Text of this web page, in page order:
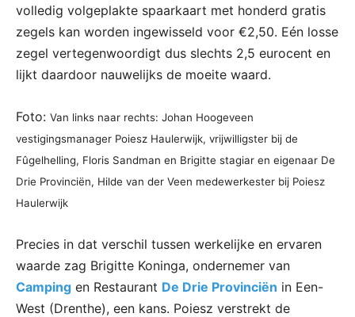
volledig volgeplakte spaarkaart met honderd gratis
zegels kan worden ingewisseld voor €2,50. Eén losse
zegel vertegenwoordigt dus slechts 2,5 eurocent en
lijkt daardoor nauwelijks de moeite waard.
Foto: Van links naar rechts: Johan Hoogeveen
vestigingsmanager Poiesz Haulerwijk, vrijwilligster bij de
Fûgelhelling, Floris Sandman en Brigitte stagiar en eigenaar De
Drie Provinciën, Hilde van der Veen medewerkester bij Poiesz
Haulerwijk
Precies in dat verschil tussen werkelijke en ervaren
waarde zag Brigitte Koninga, ondernemer van
Camping en Restaurant De Drie Provinciën in Een-
West (Drenthe), een kans. Poiesz verstrekt de